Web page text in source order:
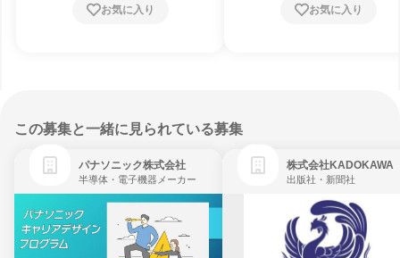
お気に入り お気に入り
この募集と一緒に見られている募集
パナソニック株式会社
半導体・電子機器メーカー
株式会社KADOKAWA
出版社・新聞社